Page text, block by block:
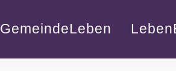
GemeindeLeben